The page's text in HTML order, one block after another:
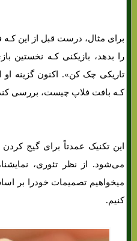
برای مثال، درست قبل از این
را بدهد، بازیکنی کـه نخستین
تاریکی چک کن». اکنون گزینه او
کـه بافت فلاپ چیست، بررسی
این تکنیک عمدتاً برای گیج
می‌شود. از نظر تئوری،
میخواهیم تصمیمات خودرا بر
کنیم.